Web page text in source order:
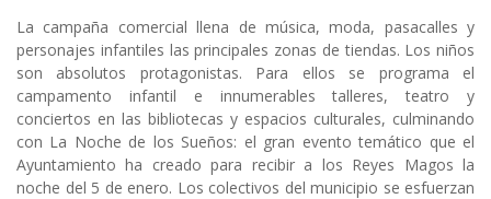
La campaña comercial llena de música, moda, pasacalles y
personajes infantiles las principales zonas de tiendas. Los niños
son absolutos protagonistas. Para ellos se programa el
campamento infantil e innumerables talleres, teatro y
conciertos en las bibliotecas y espacios culturales, culminando
con La Noche de los Sueños: el gran evento temático que el
Ayuntamiento ha creado para recibir a los Reyes Magos la
noche del 5 de enero. Los colectivos del municipio se esfuerzan